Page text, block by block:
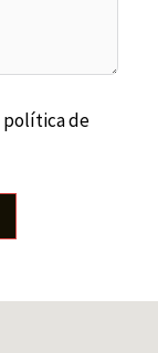
política de